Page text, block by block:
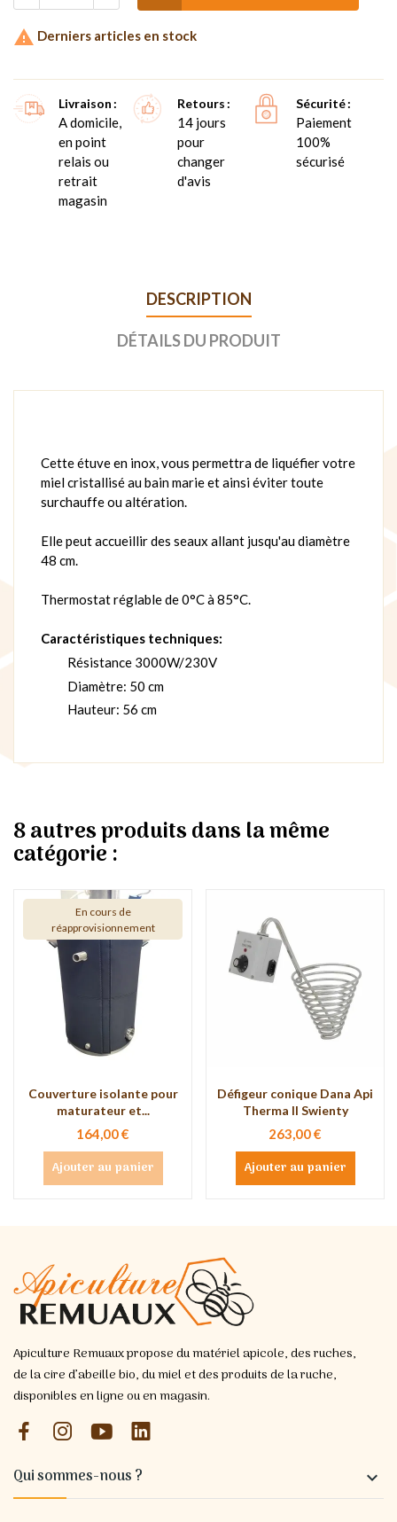
 Derniers articles en stock
Livraison
A domicile,
en point
relais ou
retrait
magasin
Retours
14 jours
pour
changer
d'avis
Sécurité
Paiement
100%
sécurisé
DESCRIPTION
DÉTAILS DU PRODUIT
Cette étuve en inox, vous permettra de liquéfier votre
miel cristallisé au bain marie et ainsi éviter toute
surchauffe ou altération.
Elle peut accueillir des seaux allant jusqu'au diamètre
48 cm.
Thermostat réglable de 0°C à 85°C.
Caractéristiques techniques:
Résistance 3000W/230V
Diamètre: 50 cm
Hauteur: 56 cm
8 autres produits dans la même
catégorie :
En cours de
réapprovisionnement
Couverture isolante pour
maturateur et...
164,00 €
Ajouter au panier
Défigeur conique Dana Api
Therma II Swienty
263,00 €
Ajouter au panier
Apiculture Remuaux propose du matériel apicole, des ruches,
de la cire d’abeille bio, du miel et des produits de la ruche,
disponibles en ligne ou en magasin.
Qui sommes-nous ? 